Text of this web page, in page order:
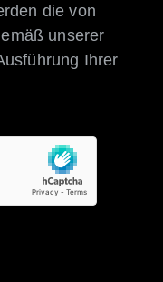
die von
unserer
Ihrer